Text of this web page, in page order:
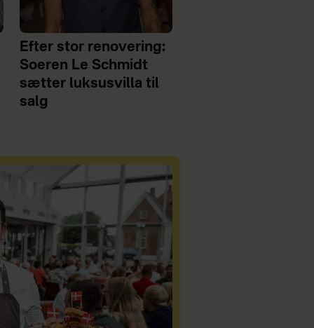
Efter stor renovering:
Soeren Le Schmidt
sætter luksusvilla til
salg